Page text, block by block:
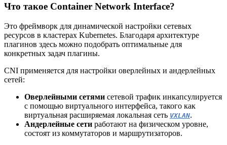
Что такое Container Network Interface?
Это фреймворк для динамической настройки сетевых
ресурсов в кластерах Kubernetes. Благодаря архитектуре
плагинов здесь можно подобрать оптимальные для
конкретных задач плагины.
CNI применяется для настройки оверлейных и андерлейных
сетей:
Оверлейными сетями сетевой трафик инкапсулируется
с помощью виртуального интерфейса, такого как
виртуальная расширяемая локальная сеть VXLAN.
Андерлейные сети работают на физическом уровне,
состоят из коммутаторов и маршрутизаторов.